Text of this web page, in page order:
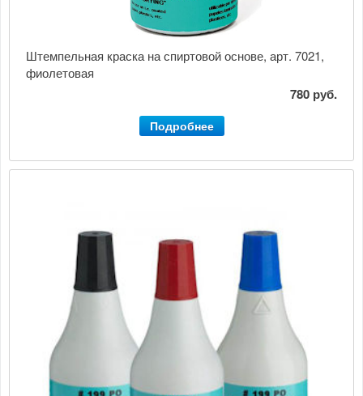
Штемпельная краска на спиртовой основе, арт. 7021,
фиолетовая
780 руб.
Подробнее